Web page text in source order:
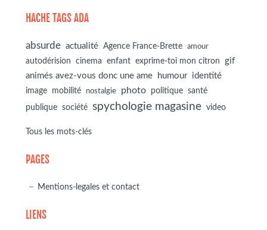
HACHE TAGS ADA
absurde actualité Agence France-Brette amour
autodérision cinema enfant exprime-toi mon citron
gif
animés avez-vous donc une ame
humour identité
image mobilité nostalgie photo politique
santé
publique
société spychologie magasine video
Tous les mots-clés
PAGES
Mentions-legales et contact
LIENS